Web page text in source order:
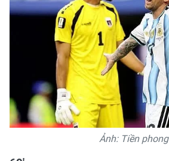
Ảnh: Tiền phong